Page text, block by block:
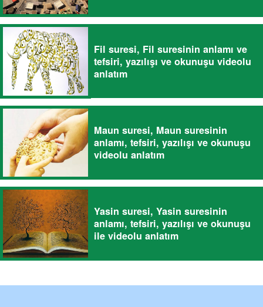
Fil suresi, Fil suresinin anlamı ve
tefsiri, yazılışı ve okunuşu videolu
anlatım
Maun suresi, Maun suresinin
anlamı, tefsiri, yazılışı ve okunuşu
videolu anlatım
Yasin suresi, Yasin suresinin
anlamı, tefsiri, yazılışı ve okunuşu
ile videolu anlatım